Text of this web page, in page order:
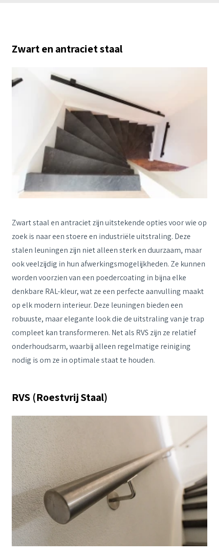
Zwart en antraciet staal
Zwart staal en antraciet zijn uitstekende opties voor wie op
zoek is naar een stoere en industriële uitstraling. Deze
stalen leuningen zijn niet alleen sterk en duurzaam, maar
ook veelzijdig in hun afwerkingsmogelijkheden. Ze kunnen
worden voorzien van een poedercoating in bijna elke
denkbare RAL-kleur, wat ze een perfecte aanvulling maakt
op elk modern interieur. Deze leuningen bieden een
robuuste, maar elegante look die de uitstraling van je trap
compleet kan transformeren. Net als RVS zijn ze relatief
onderhoudsarm, waarbij alleen regelmatige reiniging
nodig is om ze in optimale staat te houden.
RVS (Roestvrij Staal)